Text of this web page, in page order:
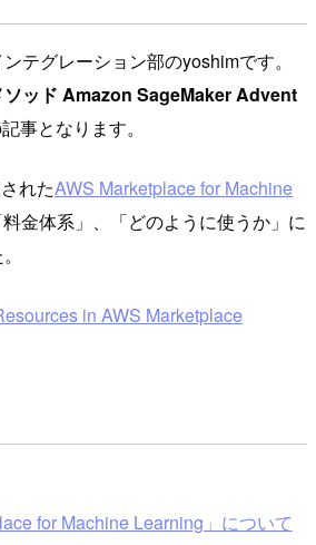
テグレーション部のyoshimです。
ソッド Amazon SageMaker Advent
事となります。
れたAWS Marketplace for Machine
金体系」、「どのように使うか」に
in AWS Marketplace
for Machine Learning」について